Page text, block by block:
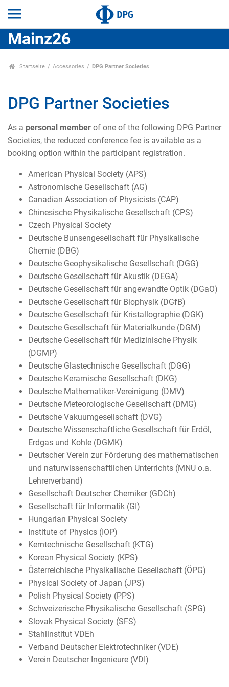
Mainz26
Startseite Accessories DPG Partner Societies
DPG Partner Societies
As a personal member of one of the following DPG Partner
Societies, the reduced conference fee is available as a
booking option within the participant registration.
American Physical Society (APS)
Astronomische Gesellschaft (AG)
Canadian Association of Physicists (CAP)
Chinesische Physikalische Gesellschaft (CPS)
Czech Physical Society
Deutsche Bunsengesellschaft für Physikalische
Chemie (DBG)
Deutsche Geophysikalische Gesellschaft (DGG)
Deutsche Gesellschaft für Akustik (DEGA)
Deutsche Gesellschaft für angewandte Optik (DGaO)
Deutsche Gesellschaft für Biophysik (DGfB)
Deutsche Gesellschaft für Kristallographie (DGK)
Deutsche Gesellschaft für Materialkunde (DGM)
Deutsche Gesellschaft für Medizinische Physik
(DGMP)
Deutsche Glastechnische Gesellschaft (DGG)
Deutsche Keramische Gesellschaft (DKG)
Deutsche Mathematiker-Vereinigung (DMV)
Deutsche Meteorologische Gesellschaft (DMG)
Deutsche Vakuumgesellschaft (DVG)
Deutsche Wissenschaftliche Gesellschaft für Erdöl,
Erdgas und Kohle (DGMK)
Deutscher Verein zur Förderung des mathematischen
und naturwissenschaftlichen Unterrichts (MNU o.a.
Lehrerverband)
Gesellschaft Deutscher Chemiker (GDCh)
Gesellschaft für Informatik (GI)
Hungarian Physical Society
Institute of Physics (IOP)
Kerntechnische Gesellschaft (KTG)
Korean Physical Society (KPS)
Österreichische Physikalische Gesellschaft (ÖPG)
Physical Society of Japan (JPS)
Polish Physical Society (PPS)
Schweizerische Physikalische Gesellschaft (SPG)
Slovak Physical Society (SFS)
Stahlinstitut VDEh
Verband Deutscher Elektrotechniker (VDE)
Verein Deutscher Ingenieure (VDI)